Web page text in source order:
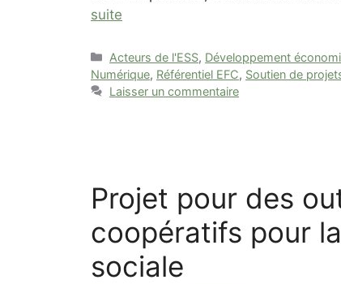
suite
Catégories
Acteurs de l'ESS, Développement
Numérique, Référentiel EFC, Soutien de
Laisser un commentaire
Projet pour des
coopératifs pour
sociale